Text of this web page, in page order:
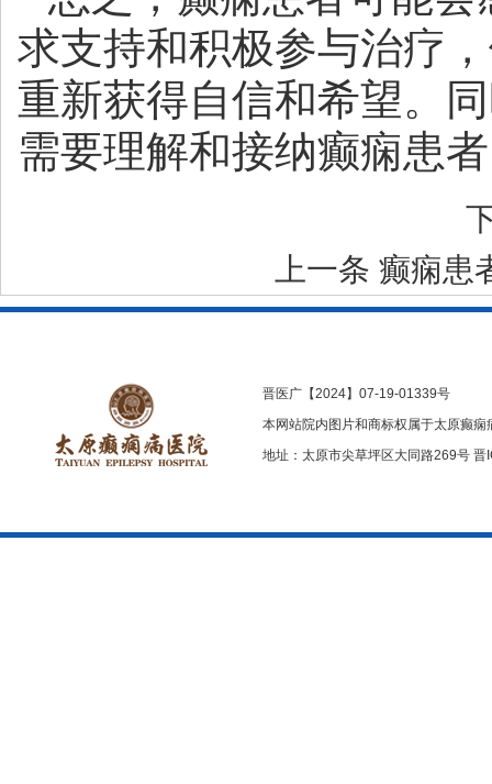
求支持和积极参与治疗
重新获得自信和希望。
需要理解和接纳癫痫患
上一条 癫痫患
晋医广【2024】07-19-01339号
本网站院内图片和商标权属于太原癫
地址：太原市尖草坪区大同路269号 晋